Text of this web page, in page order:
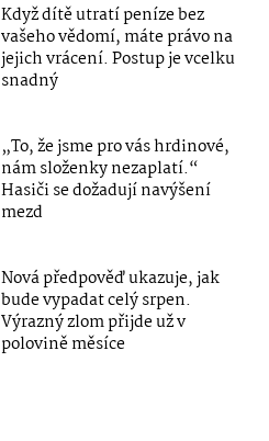
Když dítě utratí peníze bez
vašeho vědomí, máte právo na
jejich vrácení. Postup je vcelku
snadný
„To, že jsme pro vás hrdinové,
nám složenky nezaplatí.“
Hasiči se dožadují navýšení
mezd
Nová předpověď ukazuje, jak
bude vypadat celý srpen.
Výrazný zlom přijde už v
polovině měsíce